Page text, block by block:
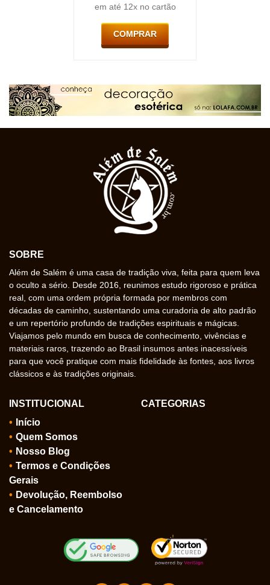
em até 12x no cartão
COMPRAR
SOBRE
Além de Salém é uma casa de tradição viva, feita para quem leva
o oculto a sério. Desde 2016, reunimos estudo rigoroso e prática
real, com uma ordem própria formada por membros com
décadas de caminho, sustentando uma curadoria de alto padrão
e um repertório profundo de tradições espirituais e mágicas.
Viajamos pelo mundo em busca de conhecimento, vivências e
materiais raros, trazendo ao Brasil insumos antes inacessíveis
para que você pratique com mais fidelidade às fontes, aos livros
clássicos e às tradições originais.
INSTITUCIONAL
Início
Quem Somos
Nosso Blog
Termos e Condições
Gerais
Devolução, Reembolso
e Cancelamento
CATEGORIAS